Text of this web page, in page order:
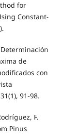
for
Constant-
de
con
91-98.
F.
Pinus